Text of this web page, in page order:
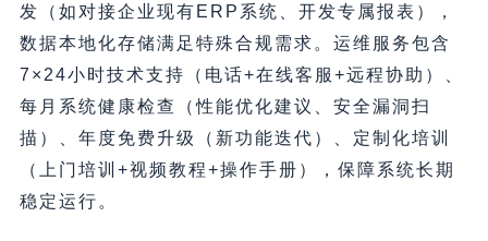
发（如对接企业现有ERP系统、开发专属报表），
数据本地化存储满足特殊合规需求。运维服务包含
7×24小时技术支持（电话+在线客服+远程协助）、
每月系统健康检查（性能优化建议、安全漏洞扫
描）、年度免费升级（新功能迭代）、定制化培训
（上门培训+视频教程+操作手册），保障系统长期
稳定运行。